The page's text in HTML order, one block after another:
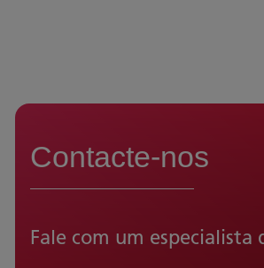
Contacte-nos
Fale com um especialista